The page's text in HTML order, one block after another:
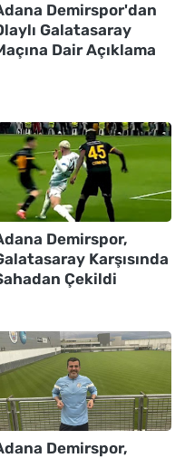
Demirspor'dan
Galatasaray
Dair Açıklama
Demirspor,
Karşısında
Çekildi
Demirspor,